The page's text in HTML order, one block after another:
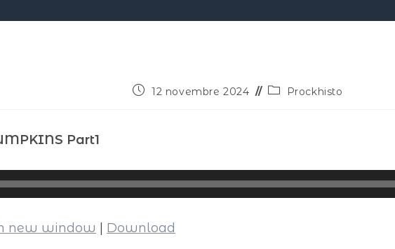
12 novembre 2024 Prockhisto
Part1
new window Download